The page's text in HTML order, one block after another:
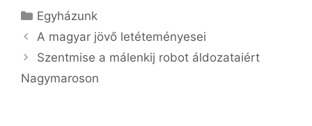
Kategória
Egyházunk
A magyar jövő letéteményesei
Szentmise a málenkij robot áldozataiért
Nagymaroson